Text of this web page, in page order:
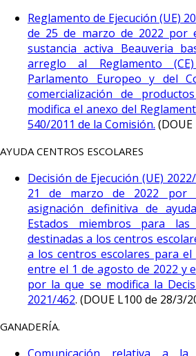
Reglamento de Ejecución (UE)
de 25 de marzo de 2022 por
sustancia activa Beauveria
arreglo al Reglamento
Parlamento Europeo y del
comercialización de
modifica el anexo del
540/2011 de la Comisión.
AYUDA CENTROS ESCOLARES
Decisión de Ejecución (UE)
21 de marzo de 2022 por
asignación definitiva de
Estados miembros para
destinadas a los centros
a los centros escolares para
entre el 1 de agosto de 2022 y
por la que se modifica la
2021/462. (DOUE L100 de 28/3/
GANADERÍA.